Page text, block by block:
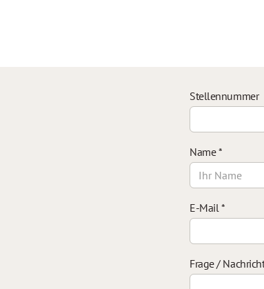
Stellennummer
Name*
E-Mail*
Frage /